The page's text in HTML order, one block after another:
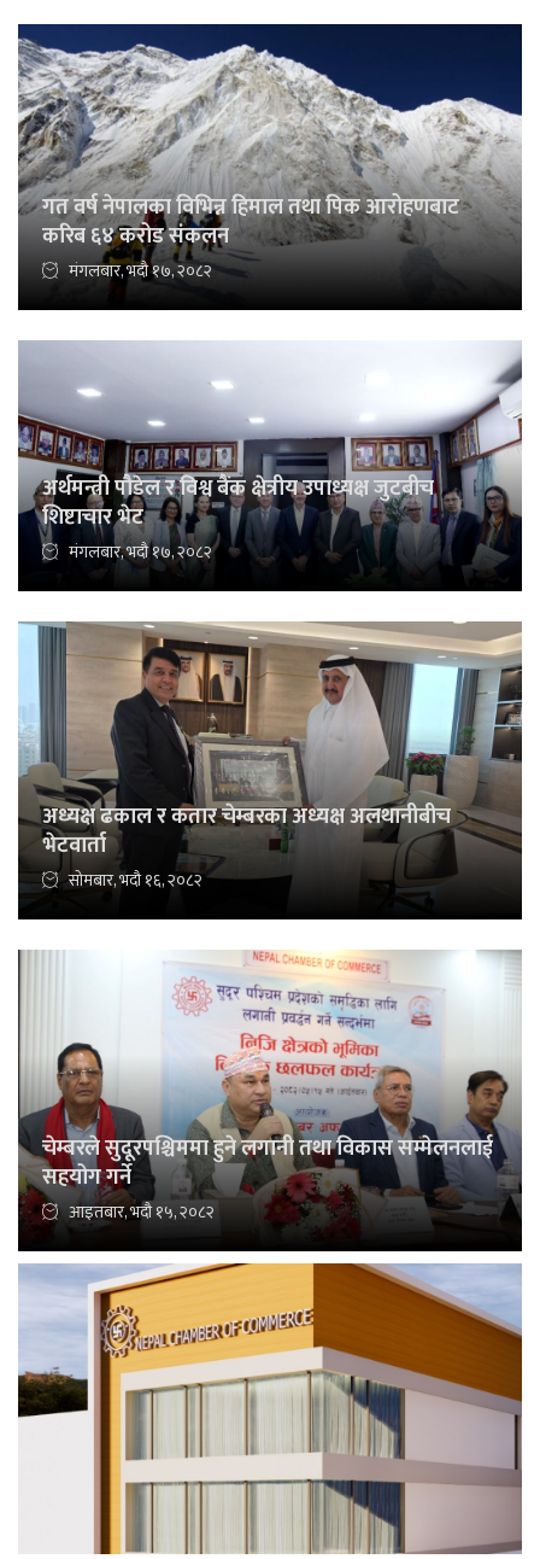
गत वर्ष नेपालका विभिन्न हिमाल तथा पिक आरोहणबाट
करिब ६४ करोड संकलन
मंगलबार, भदौ १७, २०८२
अर्थमन्त्री पौडेल र विश्व बैंक क्षेत्रीय उपाध्यक्ष जुटबीच
शिष्टाचार भेट
मंगलबार, भदौ १७, २०८२
अध्यक्ष ढकाल र कतार चेम्बरका अध्यक्ष अलथानीबीच
भेटवार्ता
सोमबार, भदौ १६, २०८२
चेम्बरले सुदूरपश्चिममा हुने लगानी तथा विकास सम्मेलनलाई
सहयोग गर्ने
आइतबार, भदौ १५, २०८२